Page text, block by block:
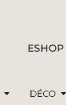
ESHOP
DÉCO